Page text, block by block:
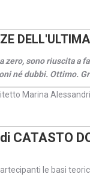
zero, sono riuscita a
né dubbi. Ottimo.
Marina
CATASTO
le basi